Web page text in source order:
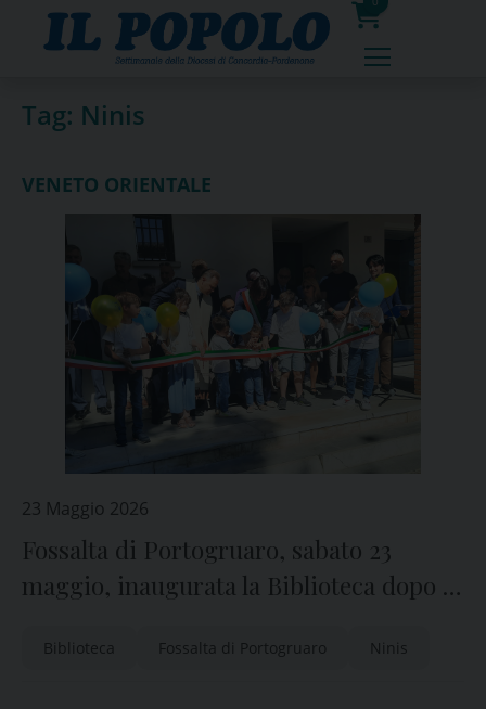
0
prodotti
Tag: Ninis
VENETO ORIENTALE
23 Maggio 2026
Fossalta di Portogruaro, sabato 23
maggio, inaugurata la Biblioteca dopo i
Biblioteca Fossalta di Portogruaro Ninis